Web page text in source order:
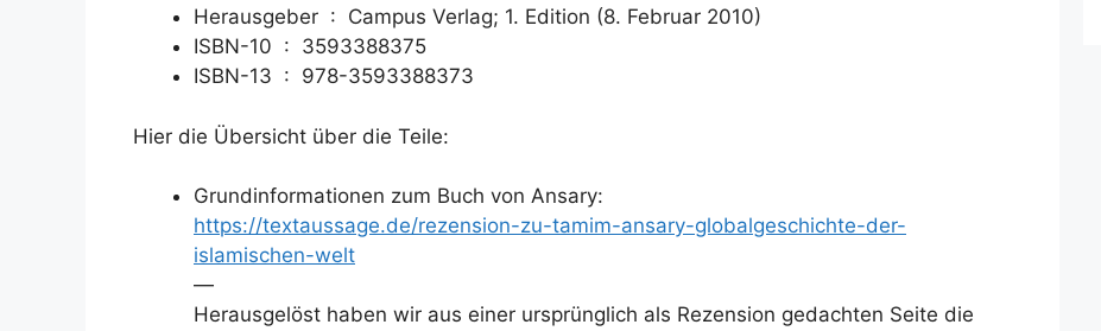
Herausgeber ‏ : ‎ Campus Verlag; 1. Edition (8. Februar 2010)
ISBN-10 ‏ : ‎ 3593388375
ISBN-13 ‏ : ‎ 978-3593388373
Hier die Übersicht über die Teile:
Grundinformationen zum Buch von Ansary:
https://textaussage.de/rezension-zu-tamim-ansary-globalgeschichte-der-
islamischen-welt
—
Herausgelöst haben wir aus einer ursprünglich als Rezension gedachten Seite die